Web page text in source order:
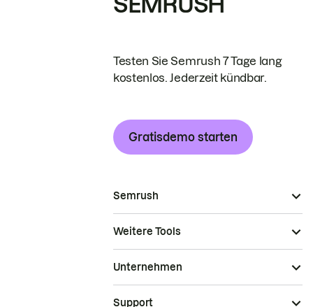
Testen Sie Semrush 7 Tage lang
kostenlos. Jederzeit kündbar.
Gratisdemo starten
Semrush
Weitere Tools
Unternehmen
Support